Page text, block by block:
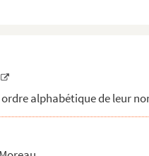
alphabétique de leur